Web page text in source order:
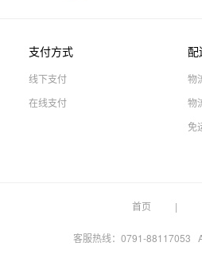
支付方式
线下支付
在线支付
配
物
物
免
首页
客服热线：0791-88117053